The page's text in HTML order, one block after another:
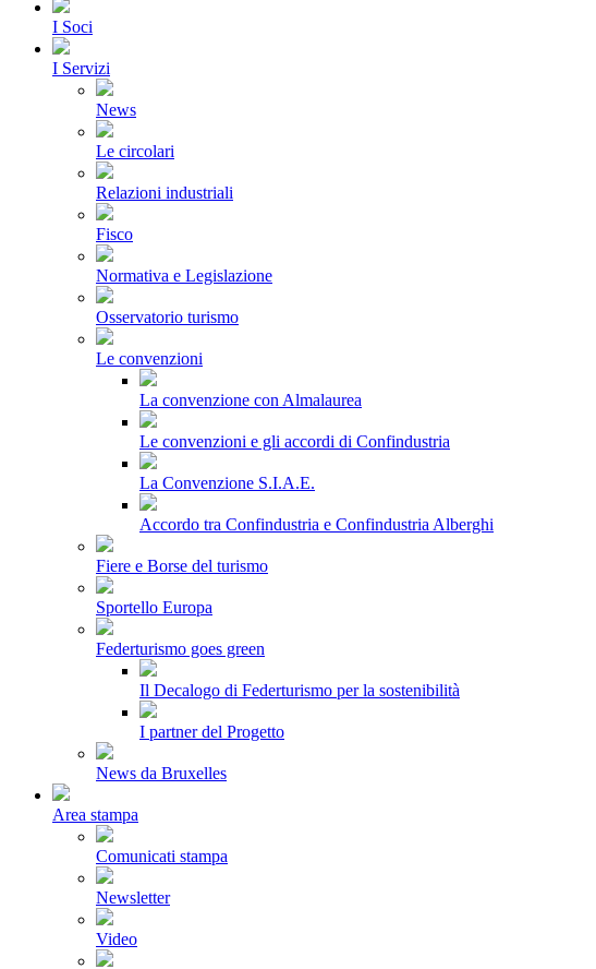
I Soci
I Servizi
News
Le circolari
Relazioni industriali
Fisco
Normativa e Legislazione
Osservatorio turismo
Le convenzioni
La convenzione con Almalaurea
Le convenzioni e gli accordi di Confindustria
La Convenzione S.I.A.E.
Accordo tra Confindustria e Confindustria Alberghi
Fiere e Borse del turismo
Sportello Europa
Federturismo goes green
Il Decalogo di Federturismo per la sostenibilità
I partner del Progetto
News da Bruxelles
Area stampa
Comunicati stampa
Newsletter
Video